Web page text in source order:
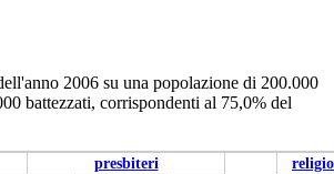
2006 su una popolazione di 200.000
battezzati, corrispondenti al 75,0% del
presbiteri